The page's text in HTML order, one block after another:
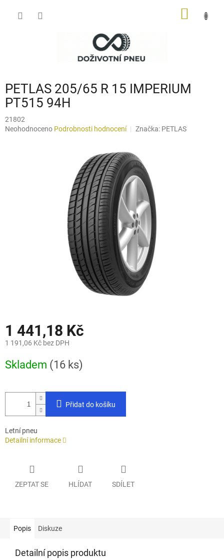
PETLAS 205/65 R 15 IMPERIUM
PT515 94H
21802
Průměrné
Neohodnoceno Podrobnosti hodnocení Značka: PETLAS
1 441,18 Kč
1 191,06 Kč bez DPH
cena:
Skladem (16 ks)
Přidat do košíku
Letní pneu
Detailní informace
ZEPTAT SE HLÍDAT SDÍLET
Popis Diskuze
Detailní popis produktu